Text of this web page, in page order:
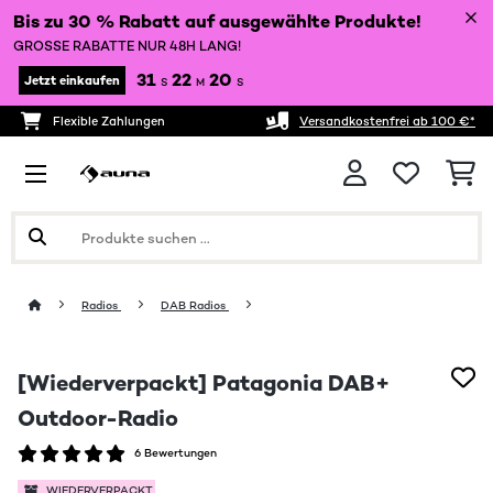
Bis zu 30 % Rabatt auf ausgewählte Produkte!
GROSSE RABATTE NUR 48H LANG!
Jetzt einkaufen 31 S 22 M 19 S
Flexible Zahlungen Versandkostenfrei ab 100 €*
Radios DAB Radios
[Wiederverpackt] Patagonia DAB+
Outdoor-Radio
6 Bewertungen